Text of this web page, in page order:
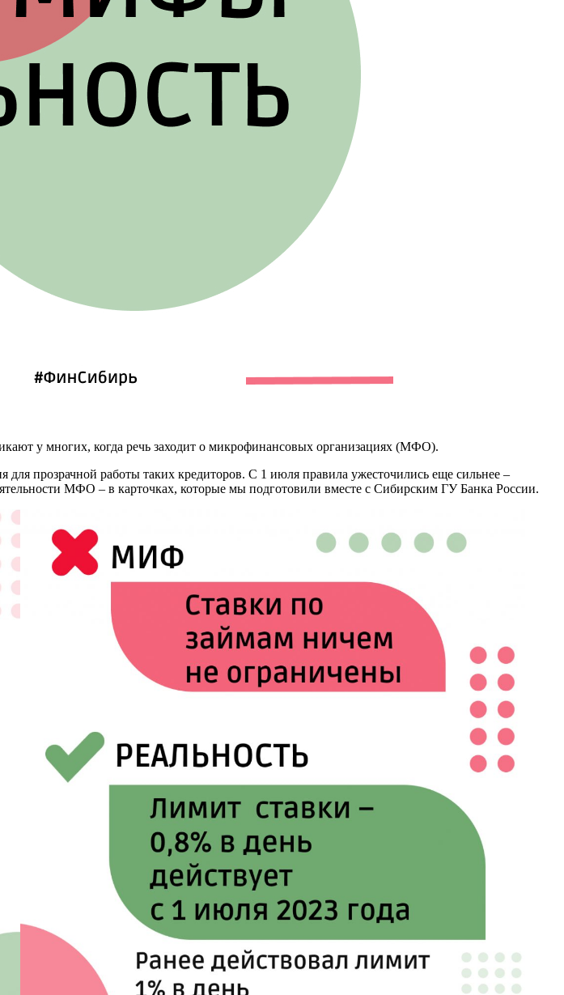
у многих, когда речь заходит о микрофинансовых организациях (МФО).
прозрачной работы таких кредиторов. С 1 июля правила ужесточились еще сильнее –
МФО – в карточках, которые мы подготовили вместе с Сибирским ГУ Банка России.